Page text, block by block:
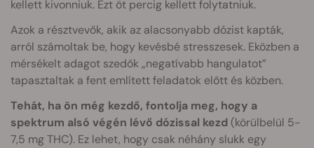
kellett kivonniuk. Ezt öt percig kellett folytatniuk.
Azok a résztvevők, akik az alacsonyabb dózist kapták,
arról számoltak be, hogy kevésbé stresszesek. Eközben a
mérsékelt adagot szedők „negatívabb hangulatot”
tapasztaltak a fent említett feladatok előtt és közben.
Tehát, ha ön még kezdő, fontolja meg, hogy a
spektrum alsó végén lévő dózissal kezd (körülbelül 5-
7,5 mg THC). Ez lehet, hogy csak néhány slukk egy